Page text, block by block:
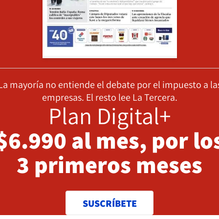
mayoría no entiende el debate por el impuesto a
empresas. El resto lee La Tercera.
Plan Digital+
al mes, por
3 primeros meses
SUSCRÍBETE